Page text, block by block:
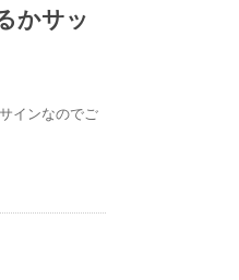
かサッ
インなのでご